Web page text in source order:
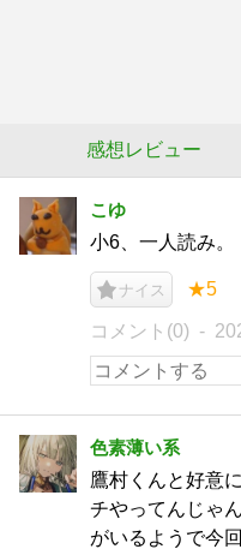
感想レビュー
こゆ
小6、一人読み。
ナイス ★5
コメント(0)
色素薄い系
鷹村くんと好意
チやってんじゃ
がいるようで今